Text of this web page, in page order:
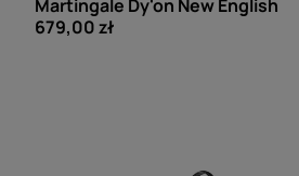
Martingale Dy'on New English
679,00 zł